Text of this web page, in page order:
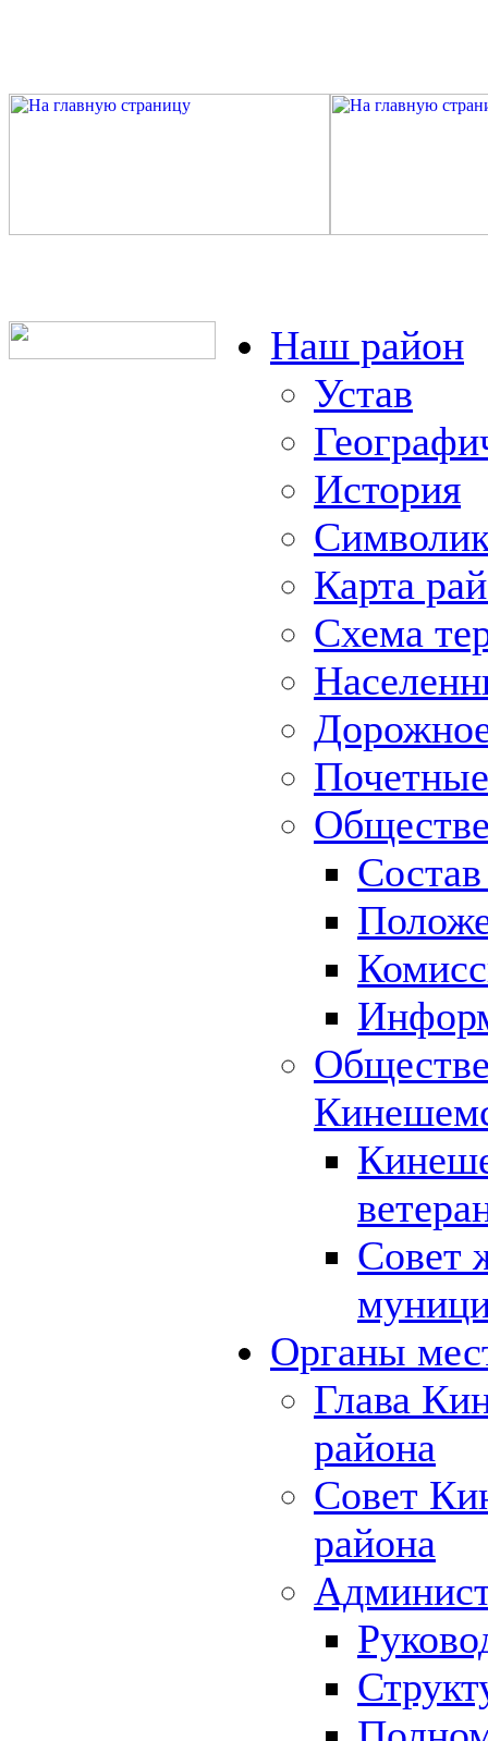
Наш район
Устав
История
Карта
Схема
Совет
Органы
Глава
района
Совет
района